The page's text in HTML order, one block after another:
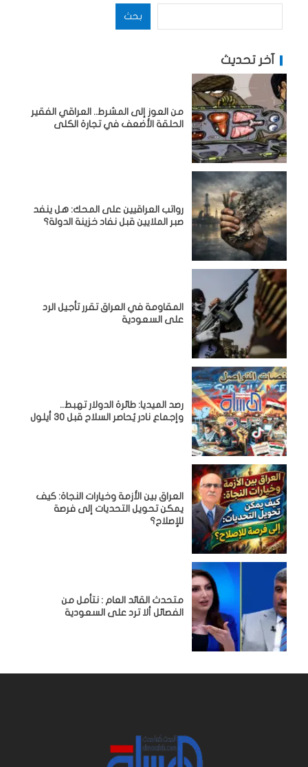
بحث
آخر تحديث
من العوز إلى المشرط.. العراقي الفقير
الحلقة الأضعف في تجارة الكلى
رواتب العراقيين على المحك: هل ينفد
صبر الملايين قبل نفاد خزينة الدولة؟
المقاومة في العراق تقرر تأجيل الرد
على السعودية
رصد الميديا: طائرة الدولار تهبط..
وإجماع نادر يُحاصر السلاح قبل 30 أيلول
العراق بين الأزمة وخيارات النجاة: كيف
يمكن تحويل التحديات إلى فرصة
للإصلاح؟
متحدث القائد العام : نتأمل من
الفصائل ألا ترد على السعودية